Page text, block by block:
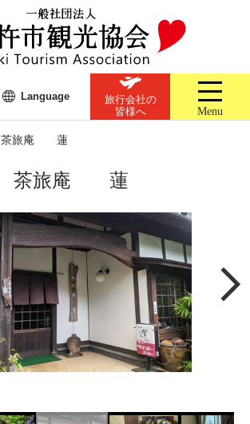
Language
旅行会社の
皆様へ
Menu
茶旅庵 蓮
茶旅庵 蓮